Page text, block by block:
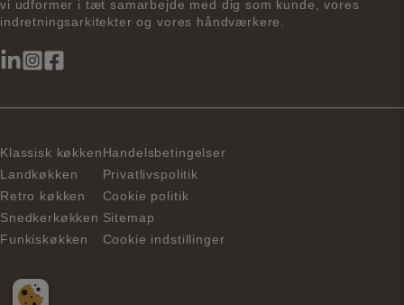
vi udformer i tæt samarbejde med dig som kunde, vores
indretningsarkitekter og vores håndværkere.
Klassisk køkken
Landkøkken
Retro køkken
Snedkerkøkken
Funkiskøkken
Handelsbetingelser
Privatlivspolitik
Cookie politik
Sitemap
Cookie indstillinger